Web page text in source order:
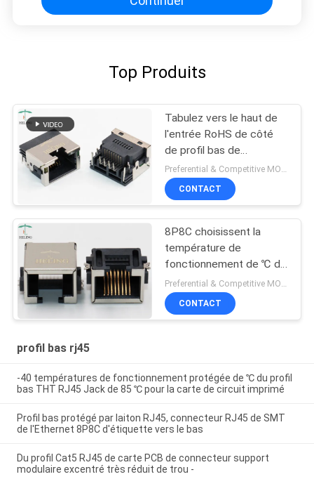
Top Produits
Tabulez vers le haut de
l'entrée RoHS de côté
de profil bas de
connecteurs de 1x1
8P8C RJ45 conforme
Preferential & Competitive MOQ:3000
CONTACT
8P8C choisissent la
température de
fonctionnement de ℃ de
SMT RJ45 Jack -40 de
profil bas de port de 85
℃
Preferential & Competitive MOQ:1000
CONTACT
profil bas rj45
-40 températures de fonctionnement protégée de ℃ du profil
bas THT RJ45 Jack de 85 ℃ pour la carte de circuit imprimé
Profil bas protégé par laiton RJ45, connecteur RJ45 de SMT
de l'Ethernet 8P8C d'étiquette vers le bas
Du profil Cat5 RJ45 de carte PCB de connecteur support
modulaire excentré très réduit de trou -